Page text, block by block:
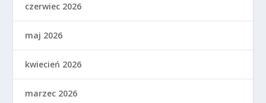
czerwiec 2026
maj 2026
kwiecień 2026
marzec 2026